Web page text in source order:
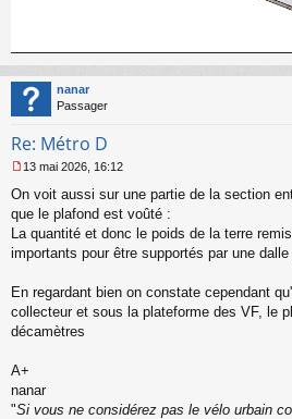
nanar
Passager
Re: Métro D
e
s
s
g
n
o
n
13 mai 2026, 16:12
On voit aussi sur une partie de la section
que le plafond est voûté :
La quantité et donc le poids de la terre
importants pour être supportés par une dalle
En regardant bien on constate cependant
collecteur et sous la plateforme des VF, le
décamètres
A+
nanar
"Si vous ne considérez pas le vélo urbain